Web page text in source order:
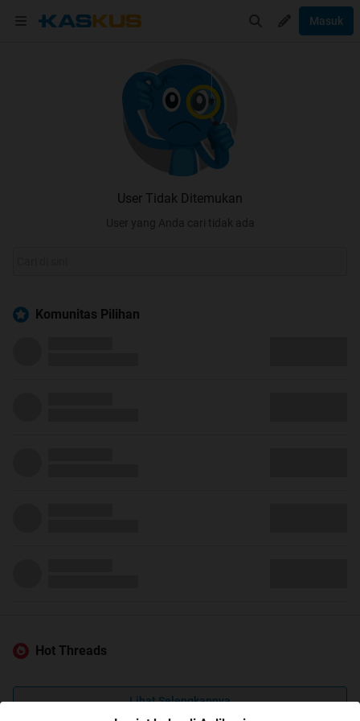
Masuk
User Tidak Ditemukan
User yang Anda cari tidak ada
Komunitas Pilihan
Hot Threads
Lihat Selengkapnya